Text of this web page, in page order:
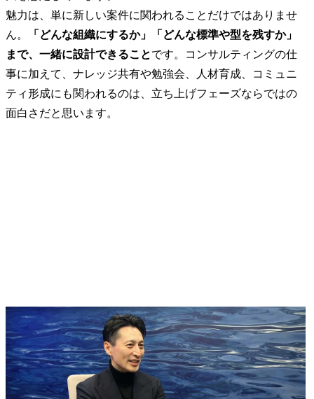
魅力は、単に新しい案件に関われることだけではありませ
ん。
「どんな組織にするか」「どんな標準や型を残すか」
まで、一緒に設計できることです。コンサルティングの仕
事に加えて、ナレッジ共有や勉強会、人材育成、コミュニ
ティ形成にも関われるのは、立ち上げフェーズならではの
面白さだと思います。